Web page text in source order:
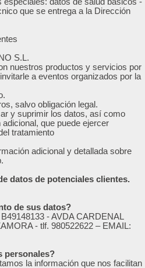
que se entrega a la Dirección
S.L.
nuestros productos y servicios por
a eventos organizados por la
salvo obligación legal.
y suprimir los datos, así como
que puede ejercer
tratamiento
adicional y detallada sobre
datos de potenciales clientes.
de sus datos?
- AVDA CARDENAL
- tlf. 980522622 – EMAIL:
personales?
la información que nos facilitan